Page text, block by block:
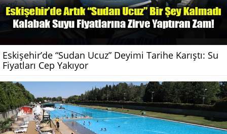
Eskişehir’de “Sudan Ucuz” Deyimi Tarihe Karıştı: Su
Fiyatları Cep Yakıyor